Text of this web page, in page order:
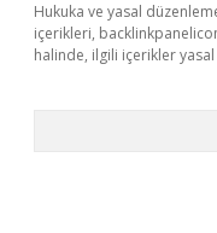
Hukuka ve yasal
içerikleri,
halinde, ilgili içerikler